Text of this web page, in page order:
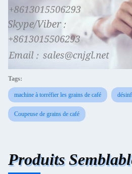
Tags:
machine à torréfier les grains de café
Coupeuse de grains de café
Produits